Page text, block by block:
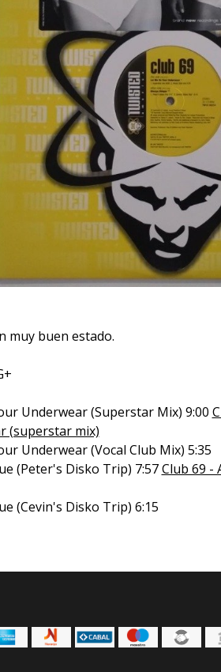
muy buen estado.
Underwear (Superstar Mix) 9:00
(superstar mix)
Underwear (Vocal Club Mix) 5:35
(Peter's Disko Trip) 7:57Club 69 -
(Cevin's Disko Trip) 6:15